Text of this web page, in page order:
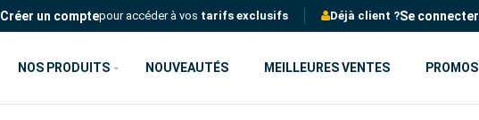
Créer un comptepour accéder à vos tarifs exclusifs Déjà client ?Se connecter
NOS PRODUITS NOUVEAUTÉS MEILLEURES VENTES PROMOS